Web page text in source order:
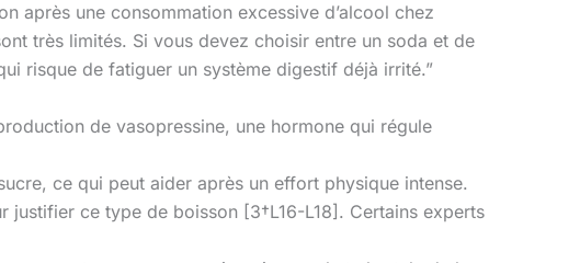
après une consommation excessive d’alcool chez
très limités. Si vous devez choisir entre un soda et de
risque de fatiguer un système digestif déjà irrité.”
de vasopressine, une hormone qui régule
ce qui peut aider après un effort physique intense.
ce type de boisson [3†L16-L18]. Certains experts